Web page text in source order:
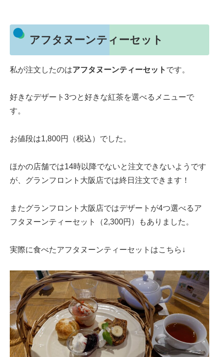
アフタヌーンティーセット
私が注文したのはアフタヌーンティーセット です。
好きなデザート3つと好きな紅茶を選べるメニューで
す。
お値段は1,800円（税込）でした。
ほかの店舗では14時以降でないと注文できないようです
が、グランフロント大阪店では終日注文できます！
またグランフロント大阪店ではデザートが4つ選べるア
フタヌーンティーセット（2,300円）もありました。
実際に食べたアフタヌーンティーセットはこちら↓